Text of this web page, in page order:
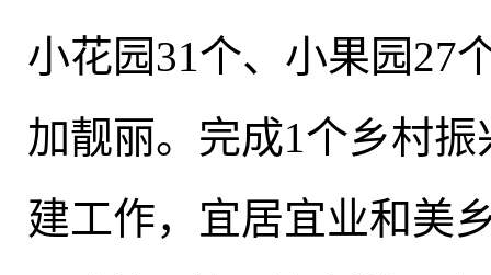
小花园31个、小果园27
加靓丽。 完成1个乡村
建工作，宜居宜业和美